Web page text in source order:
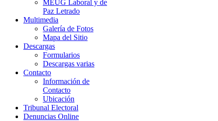
MEUG Laboral y de
Paz Letrado
Multimedia
Galería de Fotos
Mapa del Sitio
Descargas
Formularios
Descargas varias
Contacto
Información de
Contacto
Ubicación
Tribunal Electoral
Denuncias Online